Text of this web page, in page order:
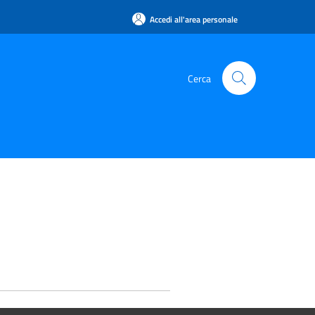
Accedi all'area personale
Cerca